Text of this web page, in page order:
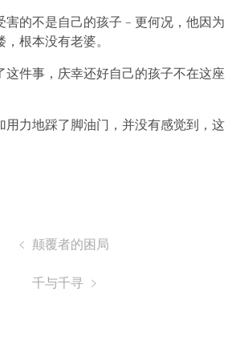
害的不是自己的孩子 – 更何况，他因为
根本没有老婆。
这件事，庆幸还好自己的孩子不在这座
用力地踩了脚油门，并没有感觉到，这
颠覆者的困局
千与千寻